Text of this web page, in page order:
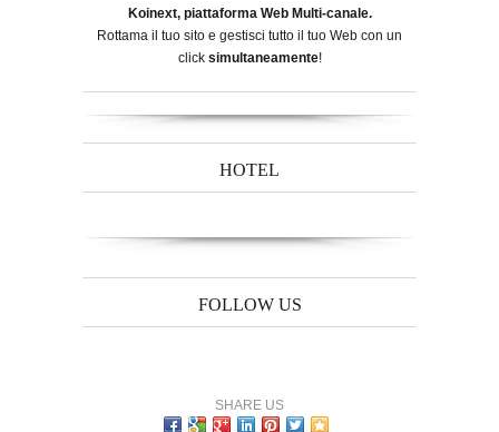
Koinext, piattaforma Web Multi-canale.
Rottama il tuo sito e gestisci tutto il tuo Web con un
click simultaneamente!
HOTEL
FOLLOW US
SHARE US